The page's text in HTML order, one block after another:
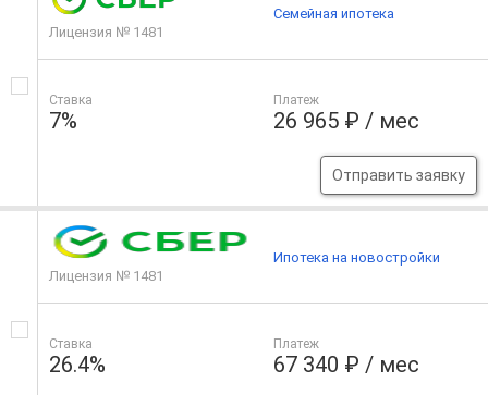
Лицензия № 1481
Ставка
7%
Платеж
26 965 ₽ / мес
Отправить заявку
Семейная ипотека
Лицензия № 1481
Ставка
26.4%
Платеж
67 340 ₽ / мес
Ипотека на новостройки